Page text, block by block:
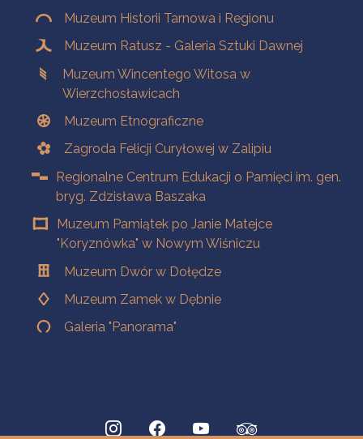
Muzeum Historii Tarnowa i Regionu
Muzeum Ratusz - Galeria Sztuki Dawnej
Muzeum Wincentego Witosa w
Wierzchosławicach
Muzeum Etnograficzne
Zagroda Felicji Curyłowej w Zalipiu
Regionalne Centrum Edukacji o Pamięci im. gen.
bryg. Zdzisława Baszaka
Muzeum Pamiątek po Janie Matejce
"Koryznówka" w Nowym Wiśniczu
Muzeum Dwór w Dołędze
Muzeum Zamek w Dębnie
Galeria "Panorama"